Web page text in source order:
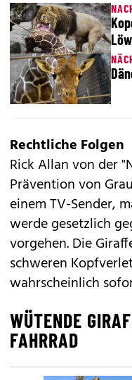
Rechtliche Folgen
Rick Allan von der
Prävention von
einem TV-Sender,
werde gesetzlich
vorgehen. Die
schweren
wahrscheinlich
WÜTENDE
FAHRRAD